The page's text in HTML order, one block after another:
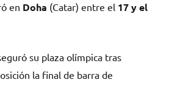
en Doha (Catar) entre el 17 y el
su plaza olímpica tras
la final de barra de